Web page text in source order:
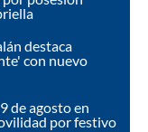
destaca
con nuevo
de agosto en
por festivo